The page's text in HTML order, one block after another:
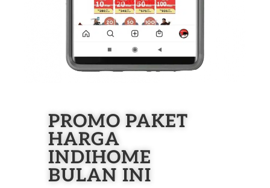
PROMO PAKET
HARGA
INDIHOME
BULAN INI